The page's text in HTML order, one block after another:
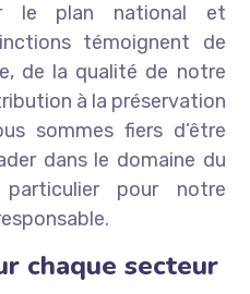
le plan national et
témoignent de
de la qualité de notre
à la préservation
sommes fiers d’être
dans le domaine du
pour notre
chaque secteur